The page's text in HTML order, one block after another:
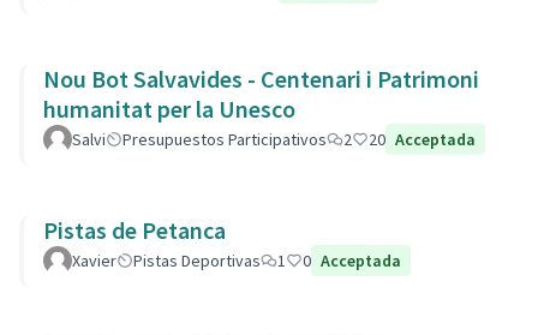
Nou Bot Salvavides - Centenari i Patrimoni
humanitat per la Unesco
Salvi Presupuestos Participativos 2 20 Acceptada
Pistas de Petanca
Xavier Pistas Deportivas 1 0 Acceptada